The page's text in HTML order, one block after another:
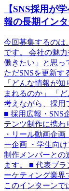
【SNS採用が
報の長期イン
今回募集するのは
です。 会社の魅
働きたい」と思っ
ただSNSを更新す
「どんな情報が
まれるのか」 「
考えながら、採用
■ 採用広報・SNS
テンツ制作に携わ
・リール動画企
ー企画 ・学生向
制作メンバーとの
ます。 ■ 代表ブ
ーケティング業界
このインターンで